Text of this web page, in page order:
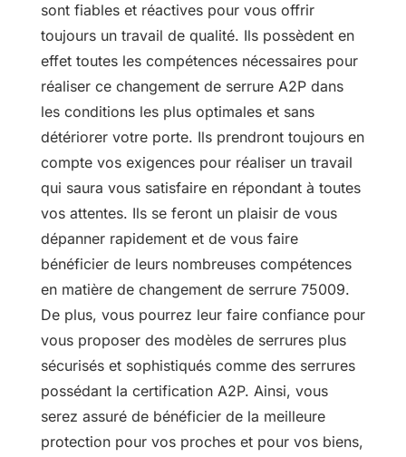
sont fiables et réactives pour vous offrir
toujours un travail de qualité. Ils possèdent en
effet toutes les compétences nécessaires pour
réaliser ce changement de serrure A2P dans
les conditions les plus optimales et sans
détériorer votre porte. Ils prendront toujours en
compte vos exigences pour réaliser un travail
qui saura vous satisfaire en répondant à toutes
vos attentes. Ils se feront un plaisir de vous
dépanner rapidement et de vous faire
bénéficier de leurs nombreuses compétences
en matière de changement de serrure 75009.
De plus, vous pourrez leur faire confiance pour
vous proposer des modèles de serrures plus
sécurisés et sophistiqués comme des serrures
possédant la certification A2P. Ainsi, vous
serez assuré de bénéficier de la meilleure
protection pour vos proches et pour vos biens,